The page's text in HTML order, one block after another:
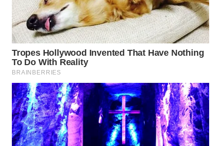
KONSUMEN
WAHANA
LISTRIK
WAHANA
WAHANA
TV
WAHANANEWS